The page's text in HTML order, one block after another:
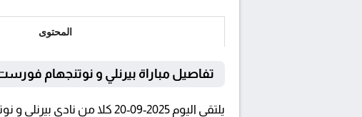
المحتوى
تفاصيل مباراة بيرنلي و نوتنجهام
يلتقى اليوم 2025-09-20 كلا من نادى بيرنلي و نوتنجهام فورست فى بطولة الدوري الإنجليزي فى تمام الساعة 17:00 بتوقيت القاهرة و 17:00.